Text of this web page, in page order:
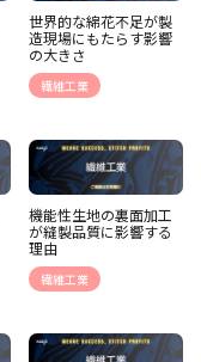
世界的な綿花不足が製
造現場にもたらす影響
の大きさ
繊維工業
機能性生地の裏面加工
が縫製品質に影響する
理由
繊維工業